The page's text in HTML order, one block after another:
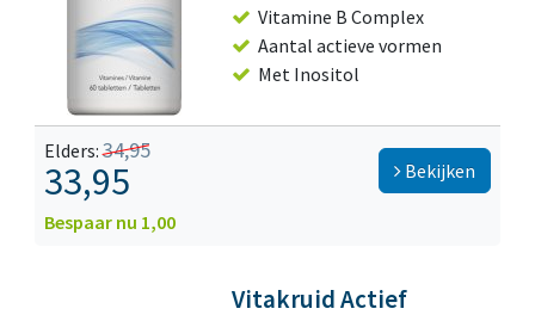
Vitamine B Complex
Aantal actieve vormen
Met Inositol
Elders:34,95
33,95
Bespaar nu 1,00
Bekijken
Vitakruid Actief